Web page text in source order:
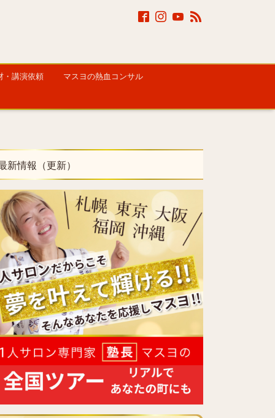
・講演依頼 マスヨの熱血コンサル
新情報（更新）